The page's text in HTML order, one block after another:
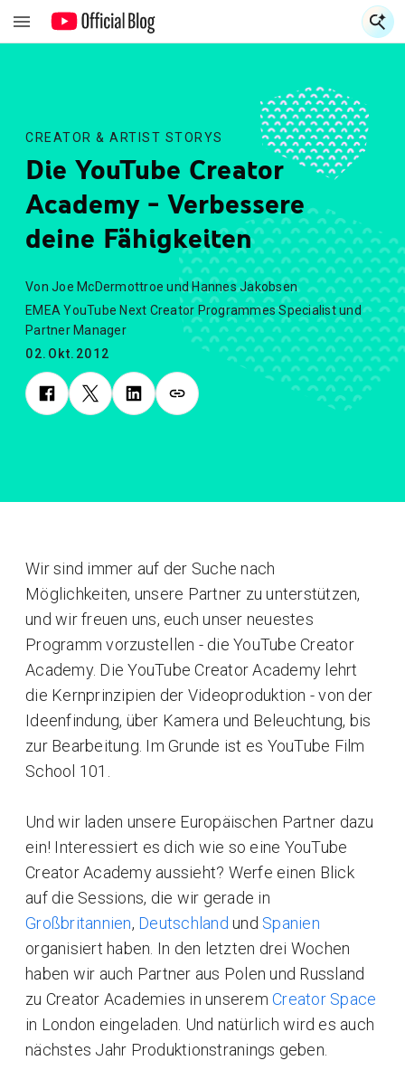
CREATOR & ARTIST STORYS
Die YouTube Creator
Academy - Verbessere
deine Fähigkeiten
Von Joe McDermottroe und Hannes Jakobsen
EMEA YouTube Next Creator Programmes Specialist und
Partner Manager
02.Okt.2012
Wir sind immer auf der Suche nach
Möglichkeiten, unsere Partner zu unterstützen,
und wir freuen uns, euch unser neuestes
Programm vorzustellen - die YouTube Creator
Academy. Die YouTube Creator Academy lehrt
die Kernprinzipien der Videoproduktion - von der
Ideenfindung, über Kamera und Beleuchtung, bis
zur Bearbeitung. Im Grunde ist es YouTube Film
School 101.
Und wir laden unsere Europäischen Partner dazu
ein! Interessiert es dich wie so eine YouTube
Creator Academy aussieht? Werfe einen Blick
auf die Sessions, die wir gerade in
Großbritannien, Deutschland und Spanien
organisiert haben. In den letzten drei Wochen
haben wir auch Partner aus Polen und Russland
zu Creator Academies in unserem Creator Space
in London eingeladen. Und natürlich wird es auch
nächstes Jahr Produktionstranings geben.